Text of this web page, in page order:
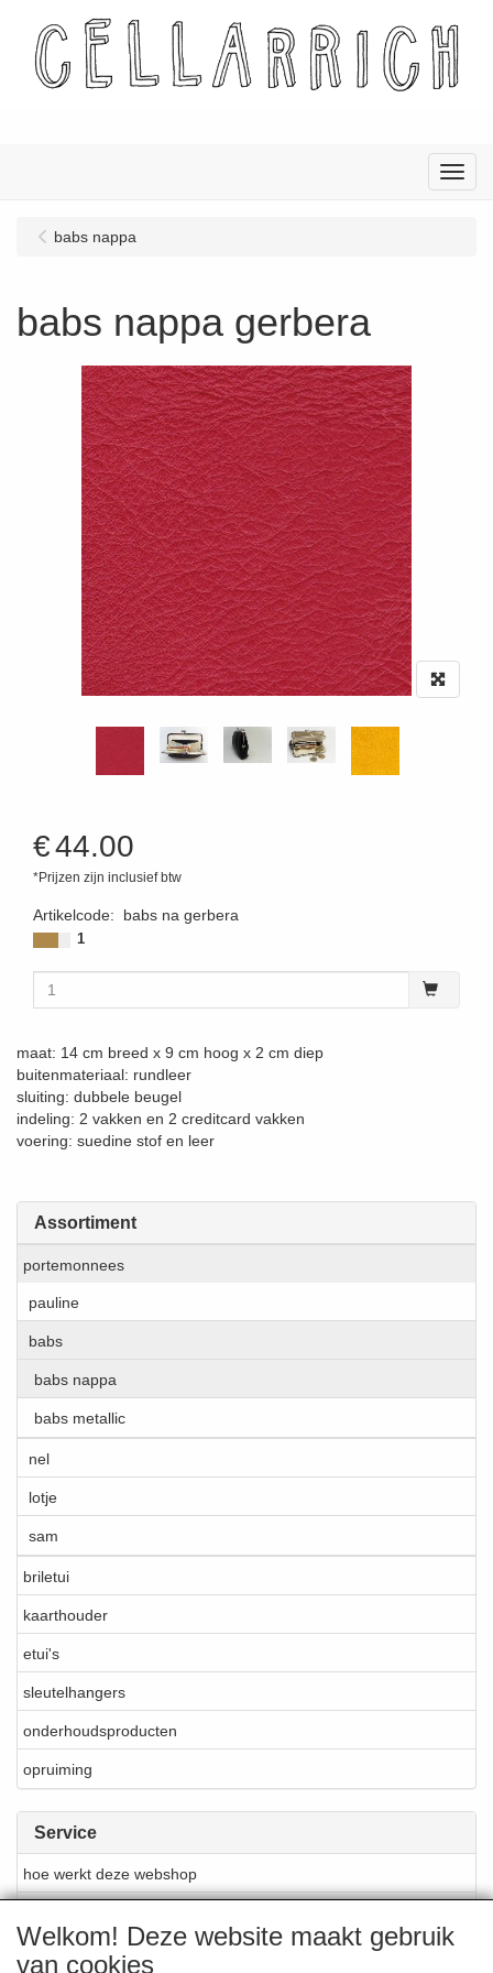
Menu
Assortiment
portemonnees
pauline
babs
babs nappa
babs metallic
nel
lotje
sam
briletui
kaarthouder
etui's
sleutelhangers
onderhoudsproducten
opruiming
Service
hoe werkt deze webshop
reparatie en onderhoud
babs nappa
babs nappa gerbera
€44.00
*Prijzen zijn inclusief btw
Artikelcode: babs na gerbera
1
maat: 14 cm breed x 9 cm hoog x 2 cm diep
buitenmateriaal: rundleer
sluiting: dubbele beugel
indeling: 2 vakken en 2 creditcard vakken
voering: suedine stof en leer
Welkom! Deze website maakt gebruik
van cookies